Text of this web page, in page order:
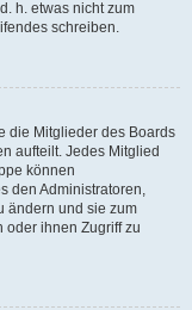
h. etwas nicht zum
schreiben.
die Mitglieder des Boards
aufteilt. Jedes Mitglied
können
den Administratoren,
ändern und sie zum
oder ihnen Zugriff zu